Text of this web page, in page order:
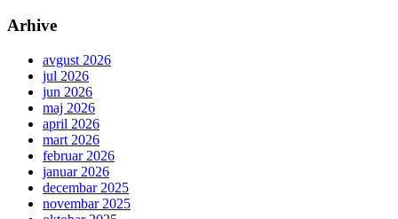
Arhive
avgust 2026
jul 2026
jun 2026
maj 2026
april 2026
mart 2026
februar 2026
januar 2026
decembar 2025
novembar 2025